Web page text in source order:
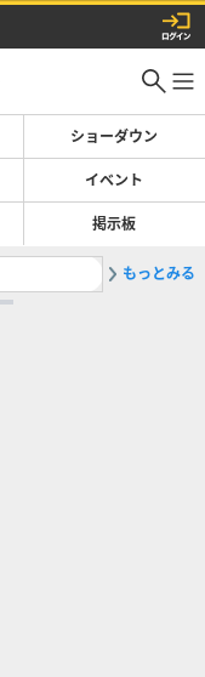
ショーダウン
イベント
掲示板
2最強選
もっとみる